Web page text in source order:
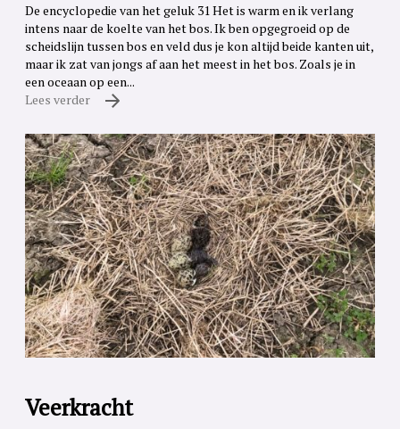
De encyclopedie van het geluk 31 Het is warm en ik verlang
intens naar de koelte van het bos. Ik ben opgegroeid op de
scheidslijn tussen bos en veld dus je kon altijd beide kanten uit,
maar ik zat van jongs af aan het meest in het bos. Zoals je in
een oceaan op een...
Lees verder
Veerkracht